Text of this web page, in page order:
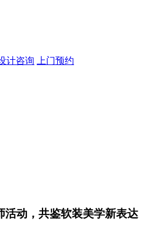
计咨询 上门预约
活动，共鉴软装美学新表达